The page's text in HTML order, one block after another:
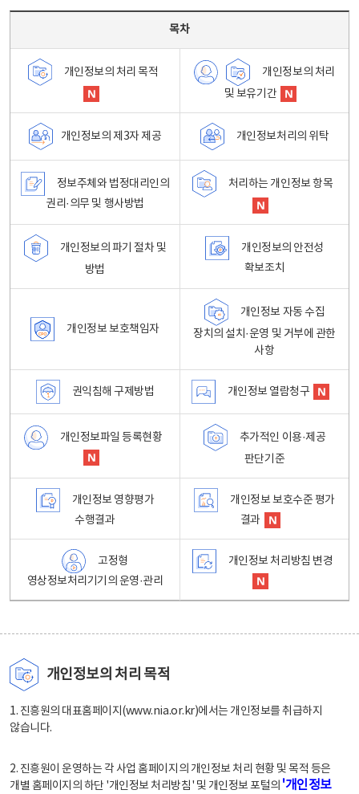
목차
개인정보의 처리 목적
개인정보의 처리
및 보유기간
개인정보의 제3자 제공 개인정보처리의 위탁
정보주체와 법정대리인의
권리·의무 및 행사방법
처리하는 개인정보 항목
개인정보의 파기 절차 및
방법
개인정보의 안전성
확보조치
개인정보 보호책임자
개인정보 자동 수집
장치의 설치·운영 및 거부에 관한
사항
권익침해 구제방법 개인정보 열람청구
개인정보파일 등록현황
추가적인 이용·제공
판단기준
개인정보 영향평가
수행결과
개인정보 보호수준 평가
결과
고정형
영상정보처리기기의 운영·관리
개인정보 처리방침 변경
개인정보의 처리 목적
1. 진흥원의 대표홈페이지(www.nia.or.kr)에서는 개인정보를 취급하지
않습니다.
2. 진흥원이 운영하는 각 사업 홈페이지의 개인정보 처리 현황 및 목적 등은
개별 홈페이지의 하단 '개인정보 처리방침' 및 개인정보 포털의 '개인정보